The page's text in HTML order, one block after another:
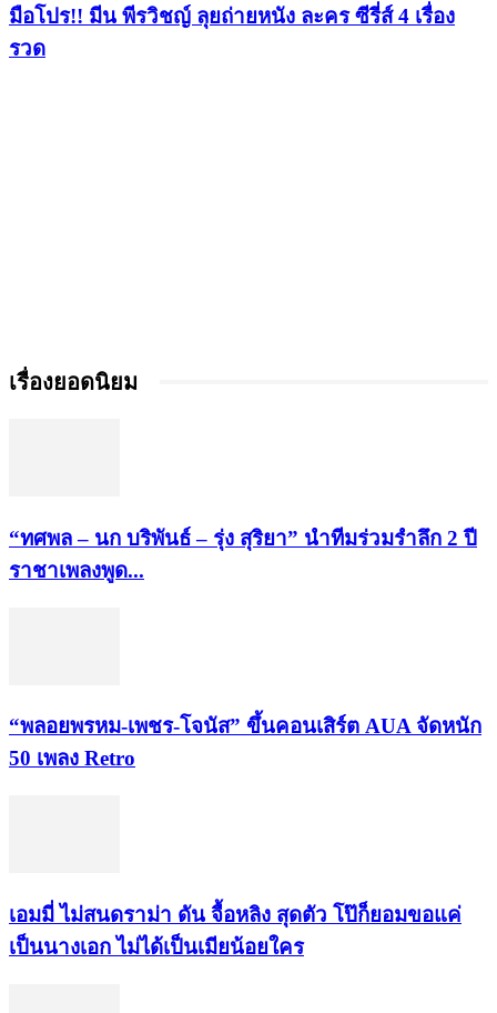
มือโปร!! มีน พีรวิชญ์ ลุยถ่ายหนัง ละคร ซีรี่ส์ 4 เรื่อง
รวด
เรื่องยอดนิยม
“ทศพล – นก บริพันธ์ – รุ่ง สุริยา” นำทีมร่วมรำลึก 2 ปี
ราชาเพลงพูด...
“พลอยพรหม-เพชร-โจนัส” ขึ้นคอนเสิร์ต AUA จัดหนัก
50 เพลง Retro
เอมมี่ ไม่สนดราม่า ดัน จื้อหลิง สุดตัว โป๊ก็ยอมขอแค่
เป็นนางเอก ไม่ได้เป็นเมียน้อยใคร